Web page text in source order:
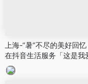
上海-“暑”不尽的美好回
在抖音生活服务「这是我
夏天」